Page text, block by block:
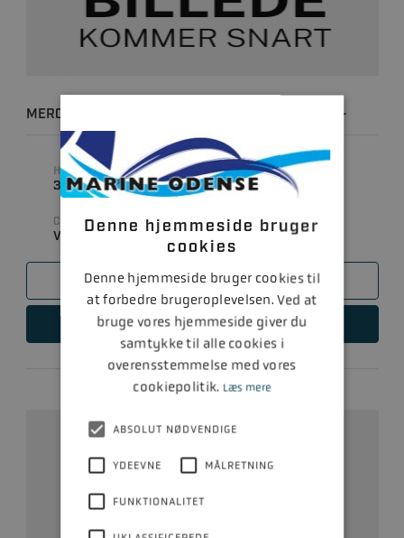
MERCRUISER CRATE-SERIE MOTOR 5.7L - 300HK -
350MAG MPI -..
HK
300 HK
CYLINDERVOLUMEN
5700
CYLINDRE
V8
SAMMENLIGN
LÆS MERE
Denne hjemmeside bruger
cookies
Denne hjemmeside bruger cookies til
at forbedre brugeroplevelsen. Ved at
bruge vores hjemmeside giver du
samtykke til alle cookies i
overensstemmelse med vores
cookiepolitik. Læs mere
ABSOLUT NØDVENDIGE
YDEEVNE MÅLRETNING
FUNKTIONALITET